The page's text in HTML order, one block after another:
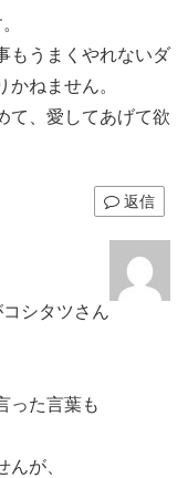
もうまくやれないダ
かねません。
て、愛してあげて欲
返信
シタツさん
った言葉も
が、